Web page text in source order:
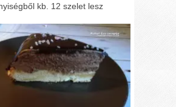
kb. 12 szelet lesz